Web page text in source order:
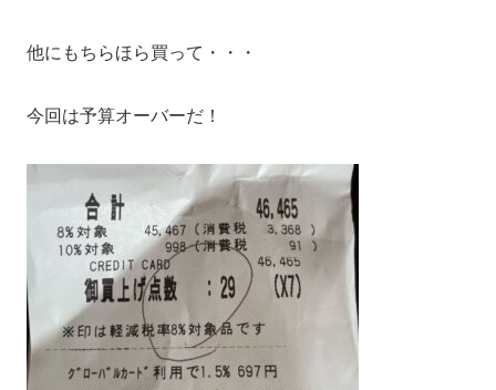
他にもちらほら買って・・・
今回は予算オーバーだ！